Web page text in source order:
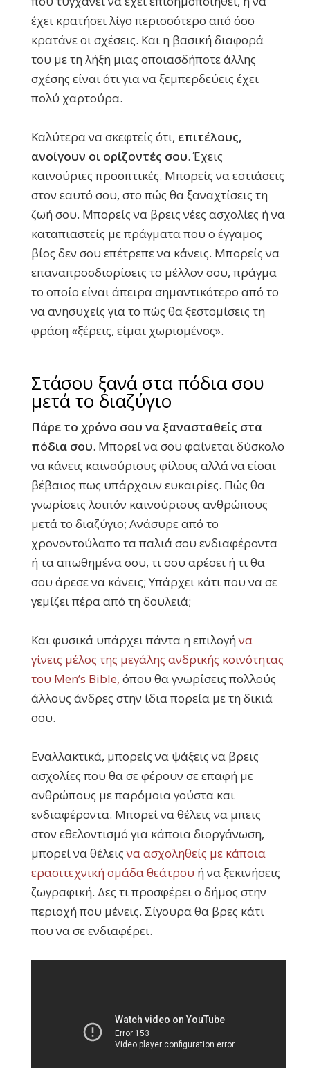
έχει κρατήσει λίγο περισσότερο από όσο
κρατάνε οι σχέσεις. Και η βασική διαφορά
του με τη λήξη μιας οποιασδήποτε άλλης
σχέσης είναι ότι για να ξεμπερδεύεις έχει
πολύ χαρτούρα.
Καλύτερα να σκεφτείς ότι, επιτέλους,
ανοίγουν οι ορίζοντές σου. Έχεις
καινούριες προοπτικές. Μπορείς να εστιάσεις
στον εαυτό σου, στο πώς θα ξαναχτίσεις τη
ζωή σου. Μπορείς να βρεις νέες ασχολίες ή να
καταπιαστείς με πράγματα που ο έγγαμος
βίος δεν σου επέτρεπε να κάνεις. Μπορείς να
επαναπροσδιορίσεις το μέλλον σου, πράγμα
το οποίο είναι άπειρα σημαντικότερο από το
να ανησυχείς για το πώς θα ξεστομίσεις τη
φράση «ξέρεις, είμαι χωρισμένος».
Στάσου ξανά στα πόδια σου
μετά το διαζύγιο
Πάρε το χρόνο σου να ξανασταθείς στα
πόδια σου. Μπορεί να σου φαίνεται δύσκολο
να κάνεις καινούριους φίλους αλλά να είσαι
βέβαιος πως υπάρχουν ευκαιρίες. Πώς θα
γνωρίσεις λοιπόν καινούριους ανθρώπους
μετά το διαζύγιο; Ανάσυρε από το
χρονοντούλαπο τα παλιά σου ενδιαφέροντα
ή τα απωθημένα σου, τι σου αρέσει ή τι θα
σου άρεσε να κάνεις; Υπάρχει κάτι που να σε
γεμίζει πέρα από τη δουλειά;
Και φυσικά υπάρχει πάντα η επιλογήνα
γίνεις μέλος της μεγάλης ανδρικής κοινότητας
του Men’s Bible, όπου θα γνωρίσεις πολλούς
άλλους άνδρες στην ίδια πορεία με τη δικιά
σου.
Εναλλακτικά, μπορείς να ψάξεις να βρεις
ασχολίες που θα σε φέρουν σε επαφή με
ανθρώπους με παρόμοια γούστα και
ενδιαφέροντα. Μπορεί να θέλεις να μπεις
στον εθελοντισμό για κάποια διοργάνωση,
μπορεί να θέλειςνα ασχοληθείς με κάποια
ερασιτεχνική ομάδα θεάτρου ή να ξεκινήσεις
ζωγραφική. Δες τι προσφέρει ο δήμος στην
περιοχή που μένεις. Σίγουρα θα βρες κάτι
που να σε ενδιαφέρει.